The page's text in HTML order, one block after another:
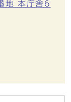
地 本庁舎6